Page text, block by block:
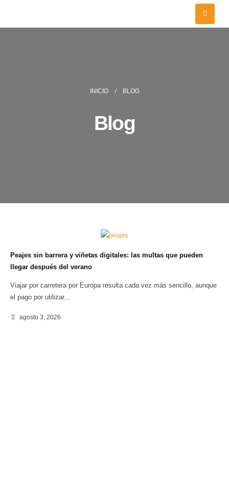
INICIO BLOG
Blog
Peajes sin barrera y viñetas digitales: las multas que pueden
llegar después del verano
Viajar por carretera por Europa resulta cada vez más sencillo, aunque
el pago por utilizar...
agosto 3, 2026